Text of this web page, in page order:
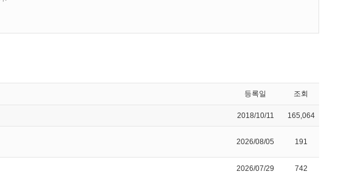
등록일 조회
2018/10/11 165,064
2026/08/05 191
2026/07/29 742